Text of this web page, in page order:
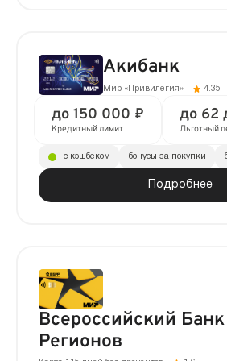
Акибанк
Мир «Привилегия» 4.35
до 150 000 ₽
Кредитный лимит
до 62
Льготный
Подробнее
с кэшбеком бонусы за покупки
Всероссийский
Регионов